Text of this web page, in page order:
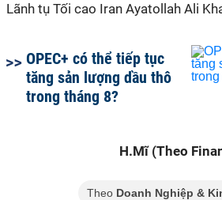
Lãnh tụ Tối cao Iran Ayatollah Ali
OPEC+ có thể tiếp tục
tăng sản lượng dầu thô
trong tháng 8?
H.Mĩ (Theo
Theo Doanh Nghiệp &